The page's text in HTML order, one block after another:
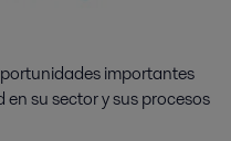
importantes
su sector y sus procesos